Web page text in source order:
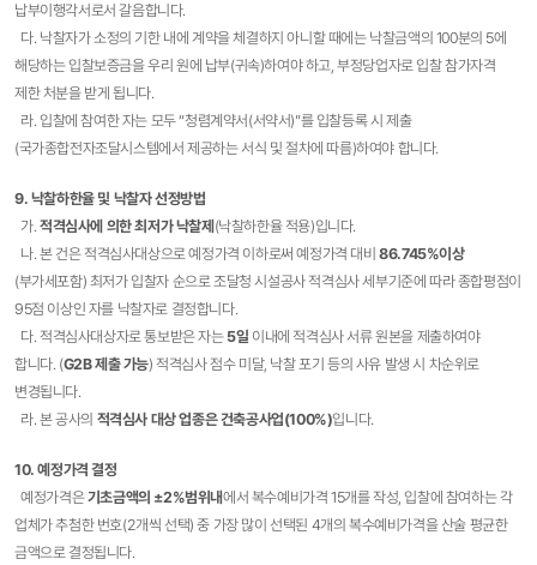
납부이행각서로서 갈음합니다.
다. 낙찰자가 소정의 기한 내에 계약을 체결하지 아니할 때에는 낙찰금액의 100분의 5에
해당하는 입찰보증금을 우리 원에 납부(귀속)하여야 하고, 부정당업자로 입찰 참가자격
제한 처분을 받게 됩니다.
라. 입찰에 참여한 자는 모두 “청렴계약서(서약서)”를 입찰등록 시 제출
(국가종합전자조달시스템에서 제공하는 서식 및 절차에 따름)하여야 합니다.
9. 낙찰하한율 및 낙찰자 선정방법
가. 적격심사에 의한 최저가 낙찰제 (낙찰하한율 적용)입니다.
나. 본 건은 적격심사대상으로 예정가격 이하로써 예정가격 대비 86.745%이상
(부가세포함) 최저가 입찰자 순으로 조달청 시설공사 적격심사 세부기준에 따라 종합평점이
95점 이상인 자를 낙찰자로 결정합니다.
다. 적격심사대상자로 통보받은 자는 5일 이내에 적격심사 서류 원본을 제출하여야
합니다. (G2B 제출 가능) 적격심사 점수 미달, 낙찰 포기 등의 사유 발생 시 차순위로
변경됩니다.
라. 본 공사의 적격심사 대상 업종은 건축공사업(100%)입니다.
10. 예정가격 결정
예정가격은기초금액의 ±2%범위내에서 복수예비가격 15개를 작성, 입찰에 참여하는 각
업체가 추첨한 번호(2개씩 선택) 중 가장 많이 선택된 4개의 복수예비가격을 산술 평균한
금액으로 결정됩니다.